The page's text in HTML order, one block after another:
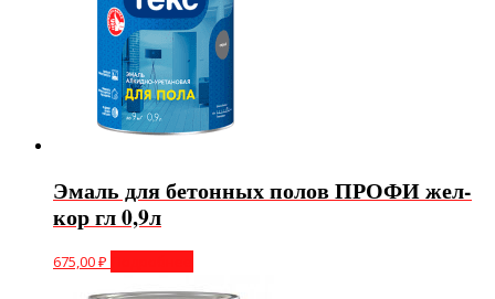
Эмаль для бетонных полов ПРОФИ жел-
кор гл 0,9л
675,00₽